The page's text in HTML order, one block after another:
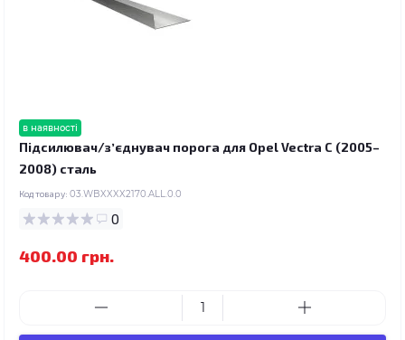
в наявності
Підсилювач/зʼєднувач порога для Opel Vectra C (2005–
2008) сталь
Код товару: 03.WBXXXX2170.ALL.0.0
0
400.00 грн.